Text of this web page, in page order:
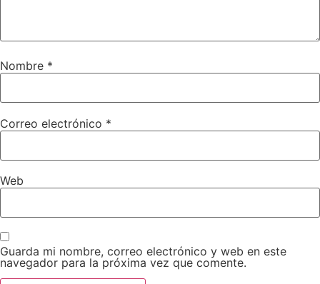
Nombre *
Correo electrónico *
Web
Guarda mi nombre, correo electrónico y web en este
navegador para la próxima vez que comente.